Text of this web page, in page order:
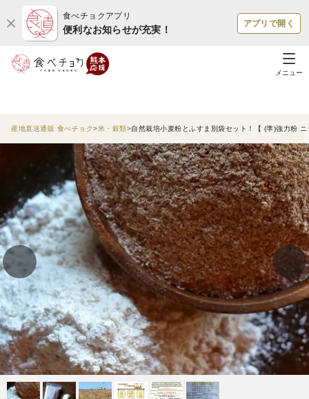
食べチョクアプリ
便利なお知らせが充実！
アプリで開く
メニュー
産地直送通販 食べチョク 米・穀類 自然栽培小麦粉とふすま別袋セット！【 (準)強力粉